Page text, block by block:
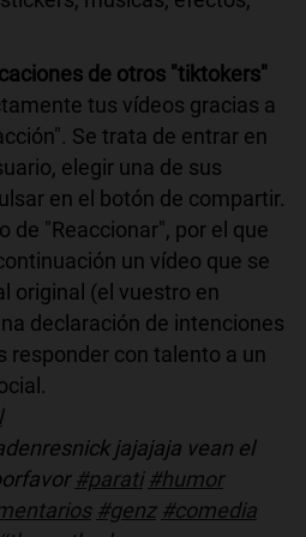
de otros "tiktokers"
tus vídeos gracias a
Se trata de entrar en
elegir una de sus
en el botón de compartir.
de "Reaccionar", por el que
un vídeo que se
original (el vuestro en
declaración de intenciones
responder con talento a un
jajajaja vean el
#parati #humor
#genz #comedia